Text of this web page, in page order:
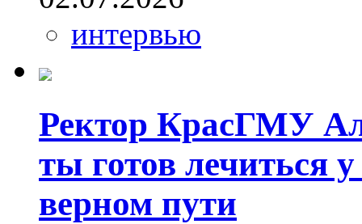
интервью
Ректор КрасГМУ
ты готов лечиться
верном пути